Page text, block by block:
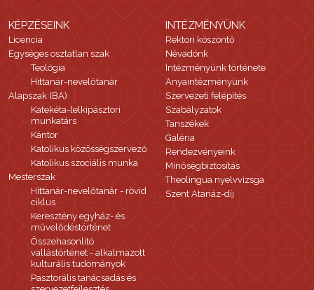
KÉPZÉSEINK
Licencia
Egységes osztatlan szak
Teológia
Hittanár-nevelőtanár
Alapszak (BA)
Katekéta-lelkipásztori
munkatárs
Kántor
Katolikus közösségszervező
Katolikus szociális munka
Mesterszak
Hittanár-nevelőtanár - rövid
ciklus
Keresztény egyház- és
művelődéstörténet
Összehasonlító
vallástörténet - alkalmazott
kulturális tudományok
Pasztorális tanácsadás és
INTÉZMÉNYÜNK
Rektori köszöntő
Névadónk
Intézményünk története
Anyaintézményünk
Szervezeti felépítés
Szabályzatok
Tanszékek
Galéria
Rendezvényeink
Minőségbiztosítás
Theolingua nyelvvizsga
Szent Atanáz-díj